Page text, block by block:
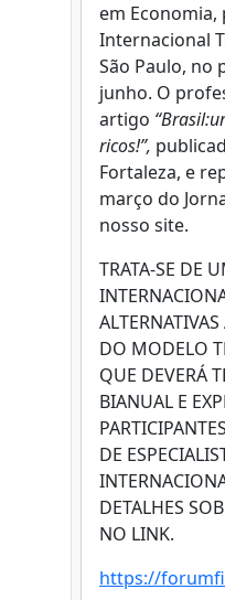
em
Internacional
São Paulo, no
junho. O
artigo
ricos!”,
Fortaleza, e
março do
nosso site.
TRATA-SE DE
DO MODELO
QUE DEVERÁ
BIANUAL E
DE
DETALHES
NO LINK.
https://